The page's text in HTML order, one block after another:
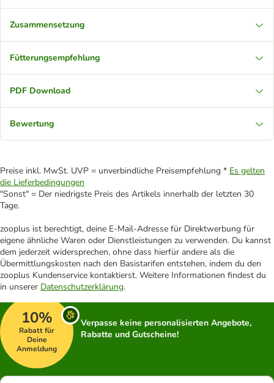
Zusammensetzung
Fütterungsempfehlung
PDF Download
Bewertung
Preise inkl. MwSt. UVP = unverbindliche Preisempfehlung * Es gelten
die Lieferbedingungen
"Sonst" = Der niedrigste Preis des Artikels innerhalb der letzten 30
Tage.
zooplus ist berechtigt, deine E-Mail-Adresse für Direktwerbung für
eigene ähnliche Waren oder Dienstleistungen zu verwenden. Du kannst
dem jederzeit widersprechen, ohne dass hierfür andere als die
Übermittlungskosten nach den Basistarifen entstehen, indem du den
zooplus Kundenservice kontaktierst. Weitere Informationen findest du
in unserer Datenschutzerklärung.
10%
Rabatt für
Deine
Anmeldung
Verpasse keine personalisierten Angebote,
Rabatte und Gutscheine!